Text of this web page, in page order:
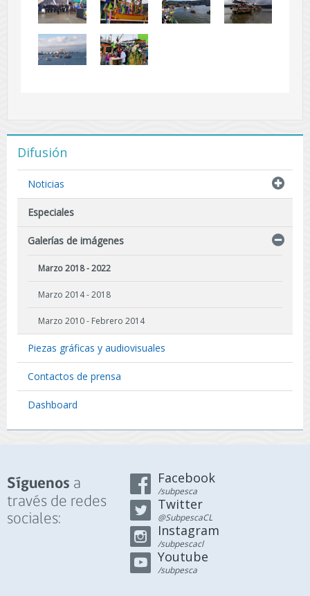
Difusión
Noticias
Especiales
Galerías de imágenes
Marzo 2018 - 2022
Marzo 2014 - 2018
Marzo 2010 - Febrero 2014
Piezas gráficas y audiovisuales
Contactos de prensa
Dashboard
Síguenos a
través de redes
sociales:
Facebook
/subpesca
Twitter
@SubpescaCL
Instagram
/subpescacl
Youtube
/subpesca